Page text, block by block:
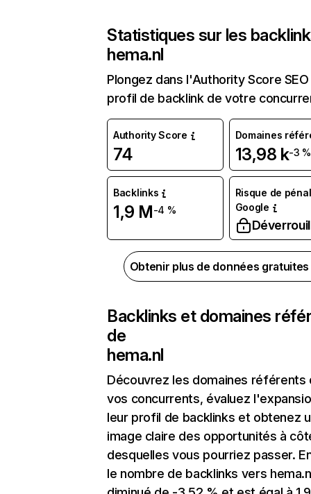
Statistiques sur les
hema.nl
Plongez dans l'Authority Score
profil de backlink de votre
Authority Score
74
Domaines
13,98 k-3 %
Backlinks
1,9 M-4 %
Risque de
Google
Obtenir plus de données
Backlinks et domaines
de
hema.nl
Découvrez les domaines référents
vos concurrents, évaluez
leur profil de backlinks et obtenez
image claire des opportunités à
desquelles vous pourriez passer.
le nombre de backlinks vers